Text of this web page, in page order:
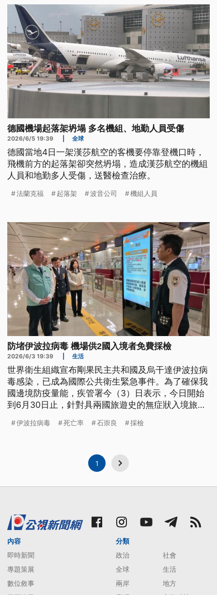
德國機場起落架坍塌 多名機組、地勤人員受傷
2026/6/5 19:39 全球
德國當地4日一架漢莎航空的客機要停靠登機口時，
飛機前方的起落架卻突然坍塌，造成漢莎航空的機組
人員和地勤多人受傷，送醫檢查治療。
法蘭克福 起落架 波音公司 機組人員
防堵伊波拉病毒 機場供2國入境者免費採檢
2026/6/3 19:39 生活
世界衛生組織宣布剛果民主共和國及烏干達伊波拉病
毒感染，已成為國際公共衛生緊急事件。為了確保我
國邊境防疫量能，疾管署今（3）日表示，今日開始
到6月30日止，針對具兩國旅遊史的無症狀入境旅
伊波拉病毒 死亡率 石崇良 採檢
1
內容
即時新聞
專題策展
數位敘事
分類
政治
社會
全球
生活
兩岸
地方